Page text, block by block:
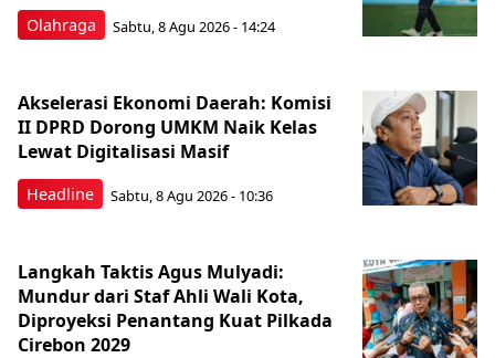
Olahraga Sabtu, 8 Agu 2026 - 14:24
Headline
Akselerasi Ekonomi Daerah: Komisi
II DPRD Dorong UMKM Naik Kelas
Lewat Digitalisasi Masif
Sabtu, 8 Agu 2026 - 10:36
Langkah Taktis Agus Mulyadi:
Mundur dari Staf Ahli Wali Kota,
Diproyeksi Penantang Kuat Pilkada
Cirebon 2029